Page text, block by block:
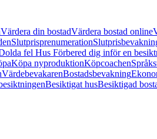
Värdera din bostadVärdera bostad online
Slutprisprenumeration
fel Hus Förbered dig inför en
Köpa nyproduktionKöpcoachen
VärdebevakarenBostadsbevakning
Besiktigat husBesiktigad